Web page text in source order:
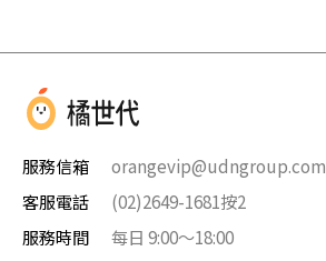
服務信箱
orangevip@udngroup.com
客服電話
(02)2649-1681按2
服務時間
每日 9:00～18:00